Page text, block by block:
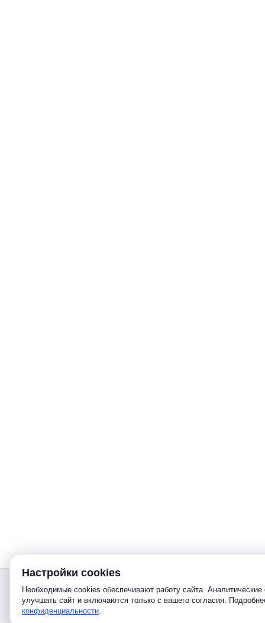
Настройки cookies
Необходимые cookies обеспечивают работу сайта.
улучшать сайт и включаются только с вашего согласия.
конфиденциальности.
Звонок